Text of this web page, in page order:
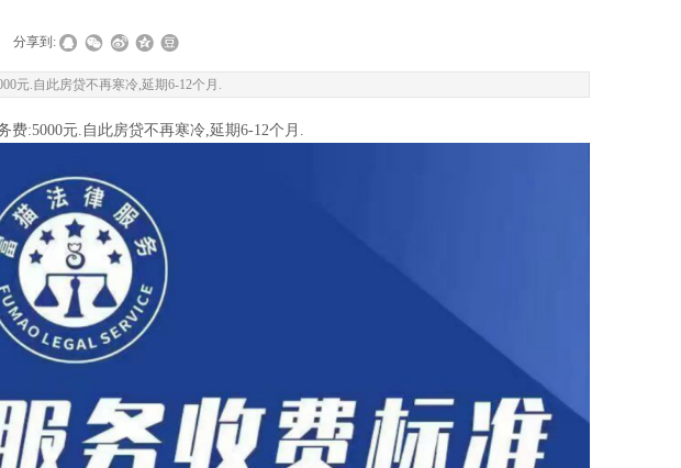
分享到:
元.自此房贷不再寒冷,延期6-12个月.
费:5000元.自此房贷不再寒冷,延期6-12个月.